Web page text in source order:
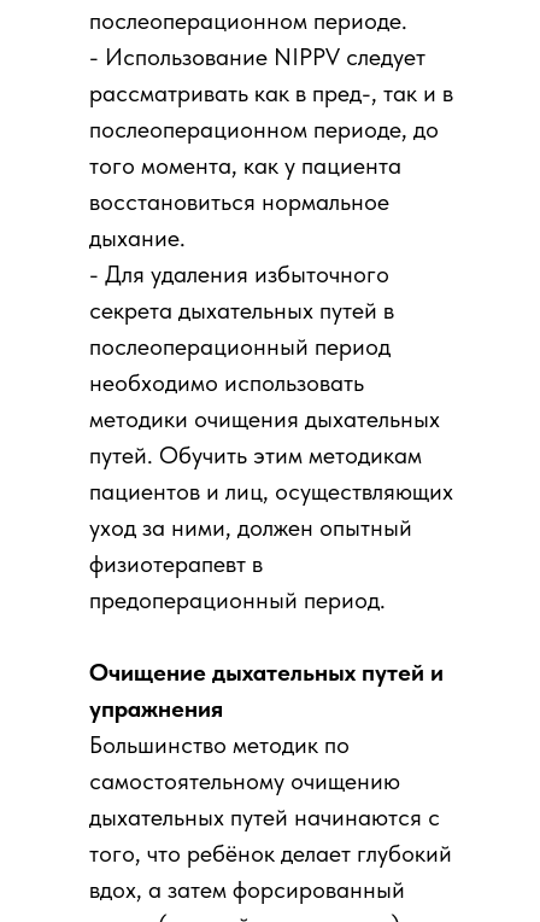
послеоперационном периоде.
- Использование NIPPV следует
рассматривать как в пред-, так и в
послеоперационном периоде, до
того момента, как у пациента
восстановиться нормальное
дыхание.
- Для удаления избыточного
секрета дыхательных путей в
послеоперационный период
необходимо использовать
методики очищения дыхательных
путей. Обучить этим методикам
пациентов и лиц, осуществляющих
уход за ними, должен опытный
физиотерапевт в
предоперационный период.
Очищение дыхательных путей и
упражнения
Большинство методик по
самостоятельному очищению
дыхательных путей начинаются с
того, что ребёнок делает глубокий
вдох, а затем форсированный